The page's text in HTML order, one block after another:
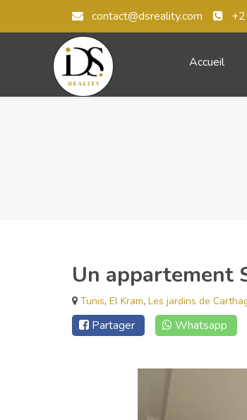
contact@dsreality.com
Accueil
Un appartement
Tunis, El Kram, Les jardins de
Partager Whatsapp